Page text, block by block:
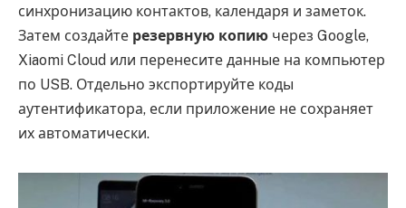
синхронизацию контактов, календаря и заметок.
Затем создайте резервную копию через Google,
Xiaomi Cloud или перенесите данные на компьютер
по USB. Отдельно экспортируйте коды
аутентификатора, если приложение не сохраняет
их автоматически.